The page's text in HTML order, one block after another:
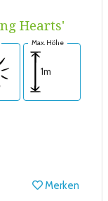
Hearts'
Max. Höhe
1m
Merken